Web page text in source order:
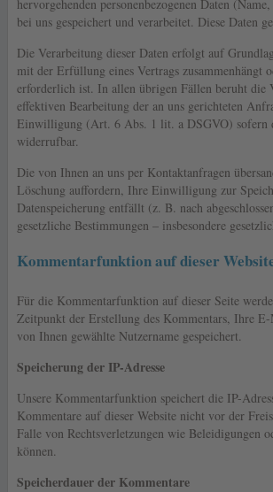
hervorgehenden personenbezogenen Daten
bei uns gespeichert und verarbeitet. Diese
Die Verarbeitung dieser Daten erfolgt auf
mit der Erfüllung eines Vertrags
erforderlich ist. In allen übrigen Fällen beruht die
effektiven Bearbeitung der an uns gerichteten
Einwilligung (Art. 6 Abs. 1 lit. a DSGVO) sofern
widerrufbar.
Die von Ihnen an uns per Kontaktanfragen
Löschung auffordern, Ihre Einwilligung zur
Datenspeicherung entfällt (z. B. nach
gesetzliche Bestimmungen – insbesondere
Kommentarfunktion auf dieser
Für die Kommentarfunktion auf dieser Seite
Zeitpunkt der Erstellung des Kommentars, Ihre
von Ihnen gewählte Nutzername gespeichert.
Speicherung der IP-Adresse
Unsere Kommentarfunktion speichert die IP-
Kommentare auf dieser Website nicht vor der
Falle von Rechtsverletzungen wie Beleidigungen
können.
Speicherdauer der Kommentare